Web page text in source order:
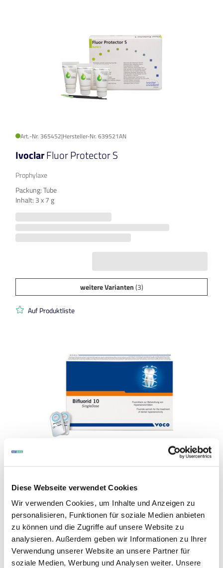
Diese Webseite verwendet Cookies
Wir verwenden Cookies, um Inhalte und Anzeigen zu
personalisieren, Funktionen für soziale Medien anbieten
zu können und die Zugriffe auf unsere Website zu
analysieren. Außerdem geben wir Informationen zu Ihrer
Verwendung unserer Website an unsere Partner für
soziale Medien, Werbung und Analysen weiter. Unsere
Art.-Nr. 365452|Hersteller-Nr. 639521AN
IvoclarFluor Protector S
Prophylaxe
Packung: Tube
Inhalt: 3 x 7 g
weitere Varianten(3)
Auf Produktliste
VOCOBifluorid 10
Fluoridierung und Desensibilisierung
Packung: Single Dose